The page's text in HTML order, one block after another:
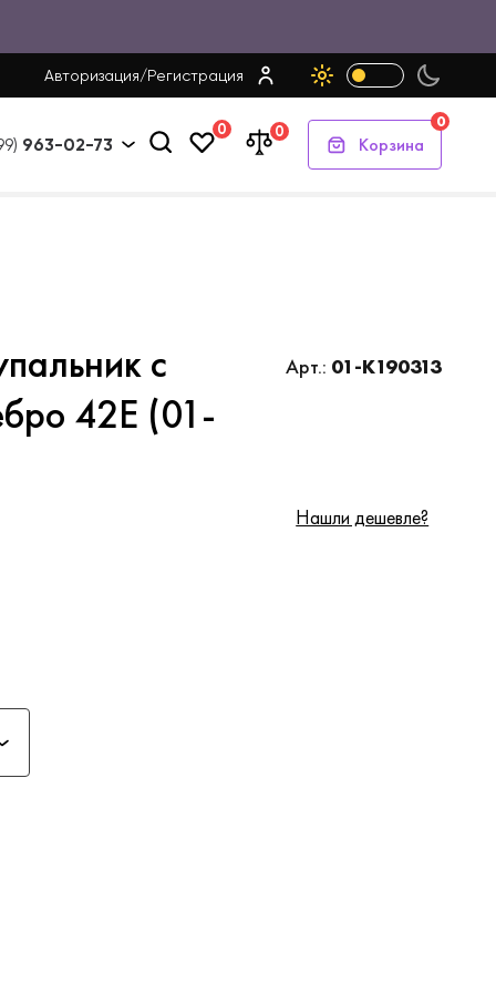
Авторизация/Регистрация
963-02-73
0 0
Корзина
0
с
42E (01-
Арт.: 01-K190313
Нашли дешевле?